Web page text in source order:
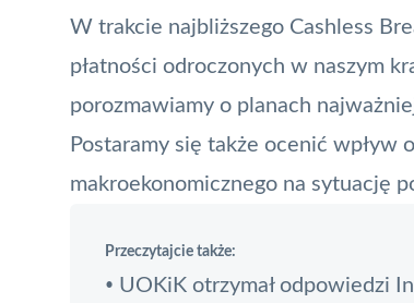
W trakcie najbliższego Cashless
płatności odroczonych w naszym
porozmawiamy o planach
Postaramy się także ocenić wpływ
makroekonomicznego na sytuację
Przeczytajcie także:
• UOKiK otrzymał odpowiedzi